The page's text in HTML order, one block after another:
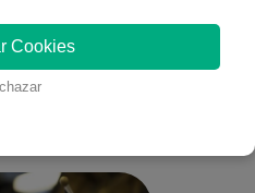
te puede
Cookies